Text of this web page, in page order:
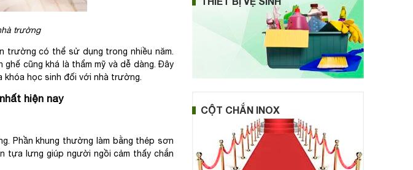
trường
trường có thể sử dụng trong nhiều năm.
cũng khá là thẩm mỹ và dễ dàng. Đây
khóa học sinh đối với nhà trường.
hiện nay
Phần khung thường làm bằng thép sơn
tựa lưng giúp người ngồi cảm thấy chắn
CỘT CHẮN INOX